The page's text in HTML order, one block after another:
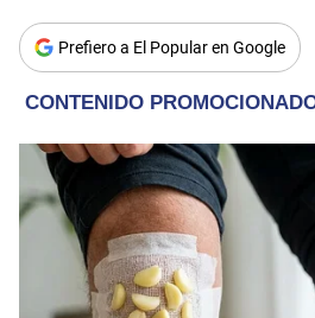
Prefiero a El Popular en Google